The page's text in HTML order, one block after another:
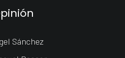
Sánchez